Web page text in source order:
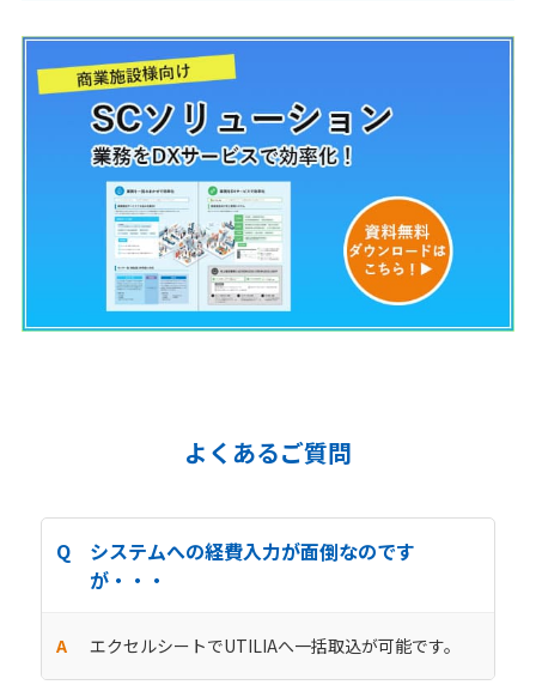
よくあるご質問
システムへの経費入力が面倒なのです
が・・・
エクセルシートでUTILIAへ一括取込が可能です。